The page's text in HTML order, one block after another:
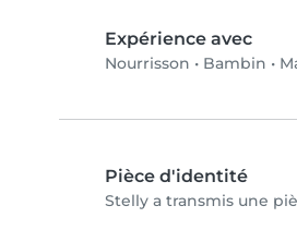
Expérience avec
Nourrisson • Bambin •
Pièce d'identité
Stelly a transmis une